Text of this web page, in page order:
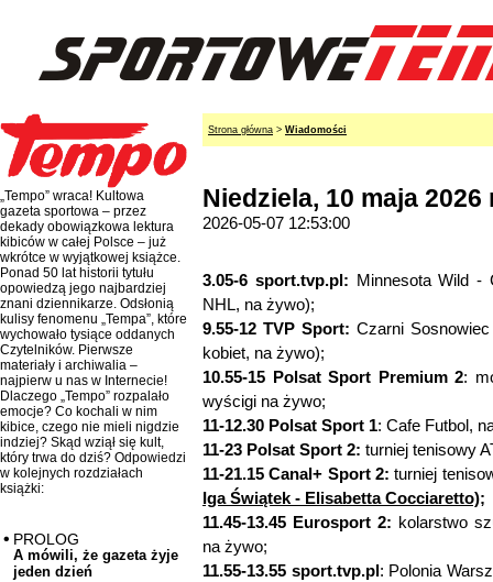
„Tempo” wraca! Kultowa
gazeta sportowa – przez
dekady obowiązkowa lektura
kibiców w całej Polsce – już
wkrótce w wyjątkowej książce.
Ponad 50 lat historii tytułu
opowiedzą jego najbardziej
znani dziennikarze. Odsłonią
kulisy fenomenu „Tempa”, które
wychowało tysiące oddanych
Czytelników. Pierwsze
materiały i archiwalia –
najpierw u nas w Internecie!
Dlaczego „Tempo” rozpalało
emocje? Co kochali w nim
kibice, czego nie mieli nigdzie
indziej? Skąd wziął się kult,
który trwa do dziś? Odpowiedzi
w kolejnych rozdziałach
książki:
PROLOG
A mówili, że gazeta żyje
jeden dzień
Strona główna > Wiadomości
Niedziela, 10 maja 2026
2026-05-07 12:53:00
3.05-6 sport.tvp.pl: Minnesota Wild -
NHL, na żywo);
9.55-12 TVP Sport: Czarni
kobiet, na żywo);
10.55-15 Polsat Sport Premium 2:
wyścigi na żywo;
11-12.30 Polsat Sport 1: Cafe Futbol,
11-23 Polsat Sport 2: turniej tenisowy
11-21.15 Canal+ Sport 2: turniej
Iga Świątek - Elisabetta Cocciaretto);
11.45-13.45 Eurosport 2: kolarstwo
na żywo;
11.55-13.55 sport.tvp.pl: Polonia